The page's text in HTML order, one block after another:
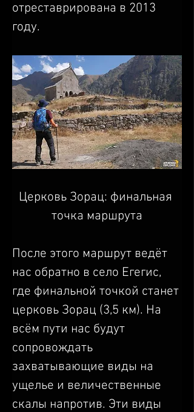
отреставрирована в 2013
году.
Церковь Зорац: финальная
точка маршрута
После этого маршрут ведёт
нас обратно в село Егегис,
где финальной точкой станет
церковь Зорац (3,5 км). На
всём пути нас будут
сопровождать
захватывающие виды на
ущелье и величественные
скалы напротив. Эти виды